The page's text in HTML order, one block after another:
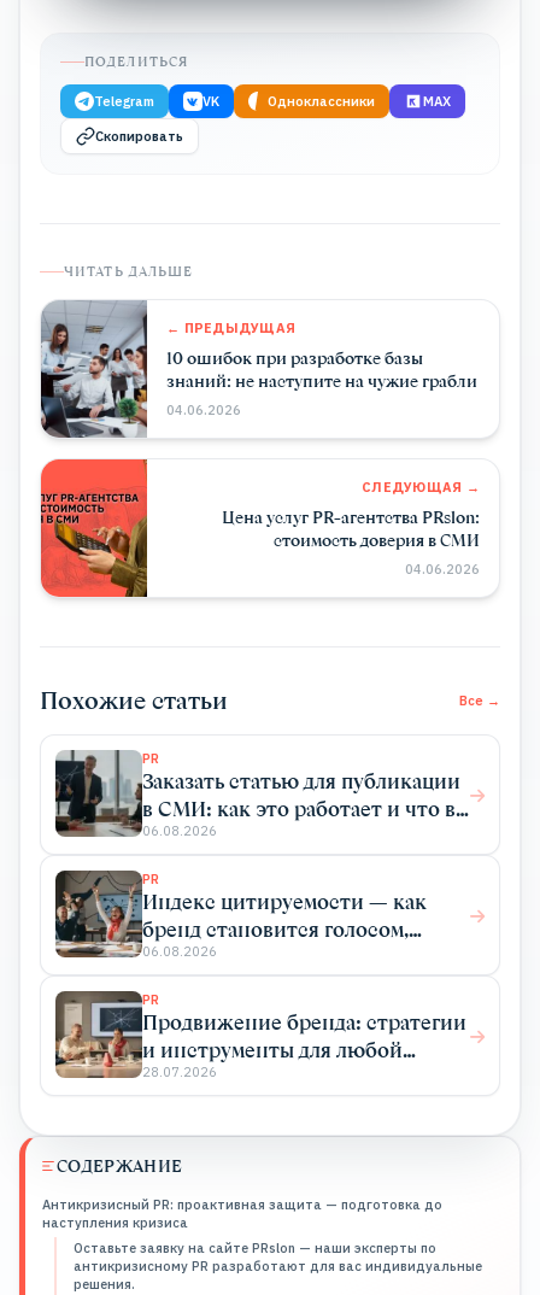
СОДЕРЖАНИЕ
Антикризисный PR: проактивная защита — подготовка до
наступления кризиса
Оставьте заявку на сайте PRslon — наши эксперты по
антикризисному PR разработают для вас индивидуальные
решения.
ПОДЕЛИТЬСЯ
Telegram VK Одноклассники MAX
Скопировать
ЧИТАТЬ ДАЛЬШЕ
← ПРЕДЫДУЩАЯ
10 ошибок при разработке базы
знаний: не наступите на чужие грабли
04.06.2026
СЛЕДУЮЩАЯ →
Цена услуг PR-агентства PRslon:
стоимость доверия в СМИ
04.06.2026
Похожие статьи Все →
PR
Заказать статью для публикации
в СМИ: как это работает и что вы
получаете
06.08.2026
PR
Индекс цитируемости — как
бренд становится голосом,
который цитируют
06.08.2026
PR
Продвижение бренда: стратегии
и инструменты для любой
отрасли
28.07.2026